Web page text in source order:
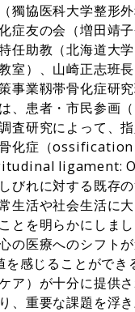
獨協医科大学整形
症友の会（増田靖
任助教（北海道大
室）、山崎正志班
事業靱帯骨化症研
、患者・市民参画
査研究によって、
骨化症（
ligament:
びれに対する既存
生活や社会生活に
とを明らかにしま
の医療へのシフトが
を感じることができ
ア）が十分に提供
、重要な課題を浮